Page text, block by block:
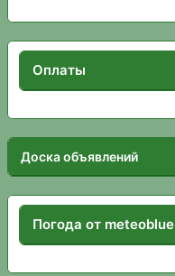
Оплаты
Доска объявлений
Погода от meteoblue